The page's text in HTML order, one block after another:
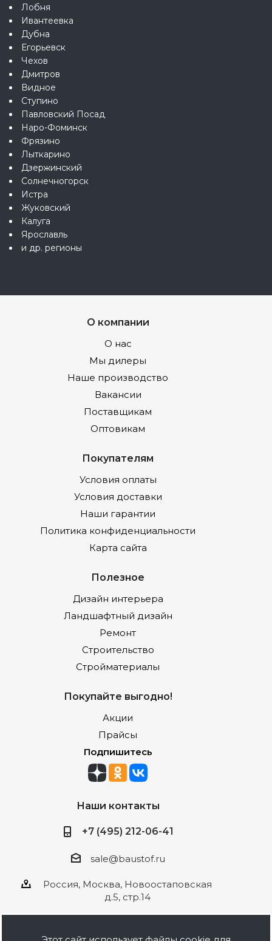
Лобня
Ивантеевка
Дубна
Егорьевск
Чехов
Дмитров
Видное
Ступино
Павловский Посад
Наро-Фоминск
Фрязино
Лыткарино
Дзержинский
Солнечногорск
Истра
Жуковский
Калуга
Ярославль
и др. регионы
О компании
О нас
Мы дилеры
Наше производство
Вакансии
Поставщикам
Оптовикам
Покупателям
Условия оплаты
Условия доставки
Наши гарантии
Политика конфиденциальности
Карта сайта
Полезное
Дизайн интерьера
Ландшафтный дизайн
Ремонт
Строительство
Стройматериалы
Покупайте выгодно!
Акции
Прайсы
Подпишитесь
Наши контакты
+7 (495) 212-06-41
sale@baustof.ru
Россия, Москва, Новоостаповская
д.5, стр.14